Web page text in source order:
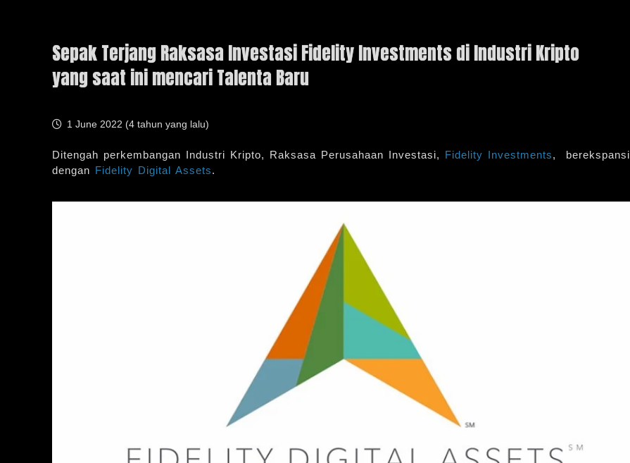
Sepak Terjang Raksasa Investasi Fidelity Investments di Industri Kripto
yang saat ini mencari Talenta Baru
1 June 2022 (4 tahun yang lalu)
Ditengah perkembangan Industri Kripto, Raksasa Perusahaan Investasi, Fidelity Investments, berekspansi
dengan Fidelity Digital Assets.